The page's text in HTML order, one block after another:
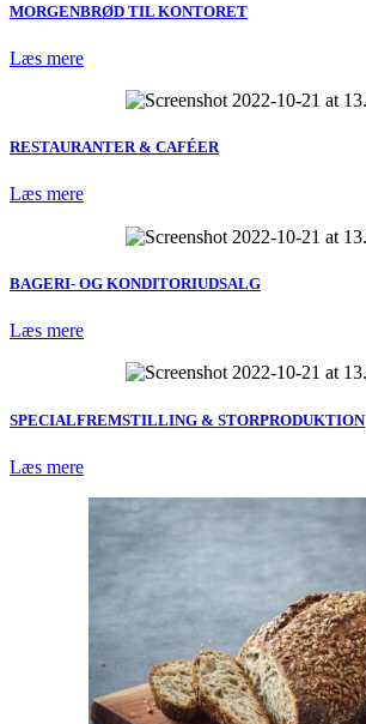
MORGENBRØD TIL KONTORET
Læs mere
RESTAURANTER & CAFÉER
Læs mere
BAGERI- OG KONDITORIUDSALG
Læs mere
SPECIALFREMSTILLING & STORPRODUKTION
Læs mere